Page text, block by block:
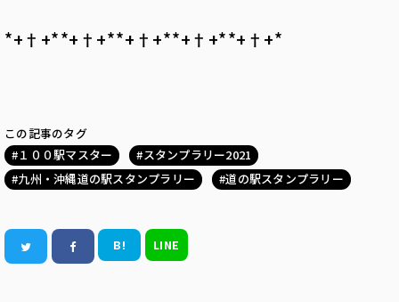
*+†+*――*+†+*――*+†+*――*+†+*――*+†+*――
この記事のタグ
１００駅マスター
スタンプラリー2021
九州・沖縄道の駅スタンプラリー
道の駅スタンプラリー
B! LINE